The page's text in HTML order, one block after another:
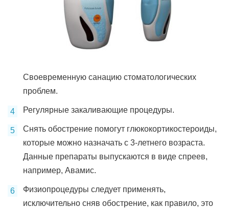
Своевременную санацию стоматологических
проблем.
Регулярные закаливающие процедуры.
Снять обострение помогут глюкокортикостероиды,
которые можно назначать с 3-летнего возраста.
Данные препараты выпускаются в виде спреев,
например, Авамис.
Физиопроцедуры следует применять,
исключительно сняв обострение, как правило, это